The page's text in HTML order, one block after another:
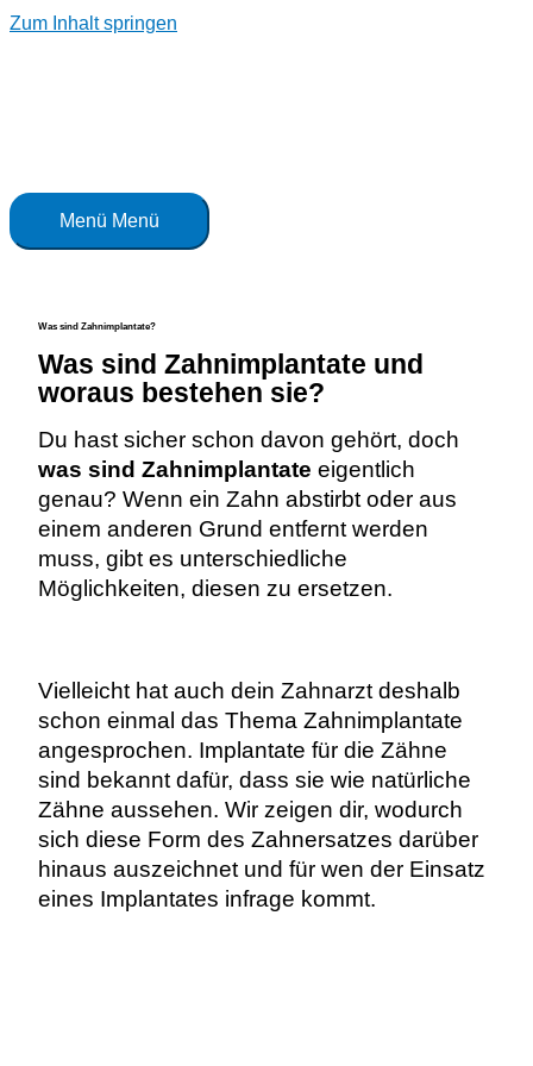
Zum Inhalt springen
Menü Menü
Was sind Zahnimplantate?
Was sind Zahnimplantate und
woraus bestehen sie?
Du hast sicher schon davon gehört, doch
was sind Zahnimplantate eigentlich
genau? Wenn ein Zahn abstirbt oder aus
einem anderen Grund entfernt werden
muss, gibt es unterschiedliche
Möglichkeiten, diesen zu ersetzen.
Vielleicht hat auch dein Zahnarzt deshalb
schon einmal das Thema Zahnimplantate
angesprochen. Implantate für die Zähne
sind bekannt dafür, dass sie wie natürliche
Zähne aussehen. Wir zeigen dir, wodurch
sich diese Form des Zahnersatzes darüber
hinaus auszeichnet und für wen der Einsatz
eines Implantates infrage kommt.